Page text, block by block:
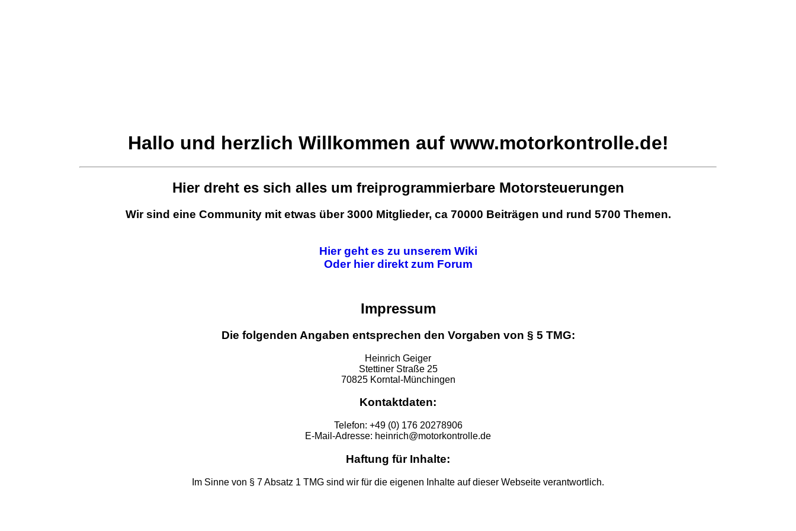
Hallo und herzlich Willkommen auf www.motorkontrolle.de!
Hier dreht es sich alles um freiprogrammierbare Motorsteuerungen
Wir sind eine Community mit etwas über 3000 Mitglieder, ca 70000 Beiträgen und rund 5700 Themen.
Hier geht es zu unserem Wiki
Oder hier direkt zum Forum
Impressum
Die folgenden Angaben entsprechen den Vorgaben von § 5 TMG:
Heinrich Geiger
Stettiner Straße 25
70825 Korntal-Münchingen
Kontaktdaten:
Telefon: +49 (0) 176 20278906
E-Mail-Adresse: heinrich@motorkontrolle.de
Haftung für Inhalte:
Im Sinne von § 7 Absatz 1 TMG sind wir für die eigenen Inhalte auf dieser Webseite verantwortlich.